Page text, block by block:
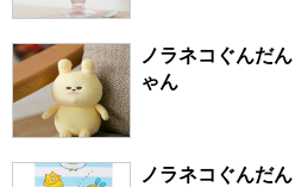
ノラネコぐんだ
ゃん
ノラネコぐんだ